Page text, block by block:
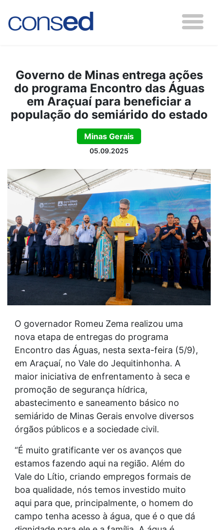
Governo de Minas entrega ações
do programa Encontro das Águas
em Araçuaí para beneficiar a
população do semiárido do estado
Minas Gerais
05.09.2025
O governador Romeu Zema realizou uma
nova etapa de entregas do programa
Encontro das Águas, nesta sexta-feira (5/9),
em Araçuaí, no Vale do Jequitinhonha. A
maior iniciativa de enfrentamento à seca e
promoção de segurança hídrica,
abastecimento e saneamento básico no
semiárido de Minas Gerais envolve diversos
órgãos públicos e a sociedade civil.
“É muito gratificante ver os avanços que
estamos fazendo aqui na região. Além do
Vale do Lítio, criando empregos formais de
boa qualidade, nós temos investido muito
aqui para que, principalmente, o homem do
campo tenha acesso à água, que é o que dá